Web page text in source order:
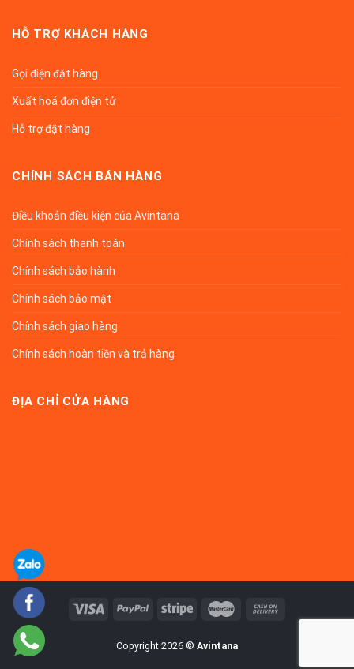
HỖ TRỢ KHÁCH HÀNG
Gọi điện đặt hàng
Xuất hoá đơn điện tử
Hỗ trợ đặt hàng
CHÍNH SÁCH BÁN HÀNG
Điều khoản điều kiện của Avintana
Chính sách thanh toán
Chính sách bảo hành
Chính sách bảo mật
Chính sách giao hàng
Chính sách hoàn tiền và trả hàng
ĐỊA CHỈ CỬA HÀNG
Copyright 2026 © Avintana